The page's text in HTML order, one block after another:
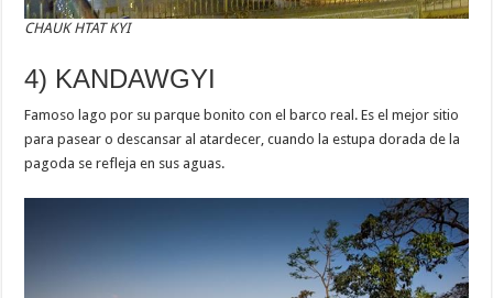
CHAUK HTAT KYI
4) KANDAWGYI
Famoso lago por su parque bonito con el barco real. Es el mejor sitio
para pasear o descansar al atardecer, cuando la estupa dorada de la
pagoda se refleja en sus aguas.